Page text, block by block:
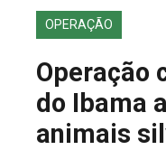
EDIÇÕES ANTERIORES
FALE CONOSCO
OPERAÇÃO
Operação
do Ibama
animais